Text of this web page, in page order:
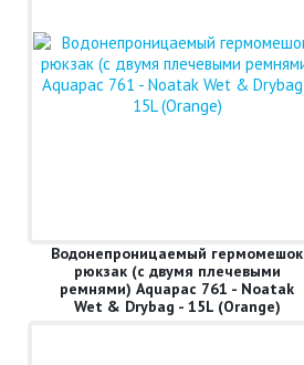
Водонепроницаемый гермомешок
рюкзак (с двумя плечевыми
ремнями) Aquapac 761 - Noatak
Wet & Drybag - 15L (Orange)